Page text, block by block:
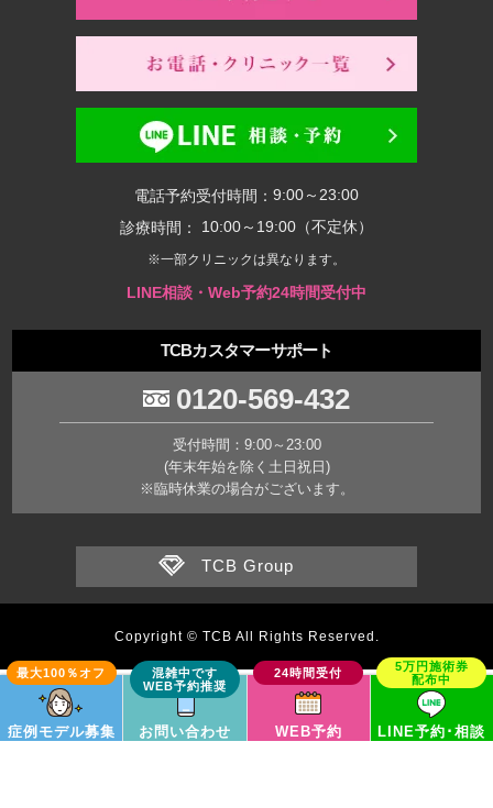
電話予約受付時間： 9:00～23:00
診療時間：
10:00～19:00（不定休）
※一部クリニックは異なります。
LINE相談・Web予約24時間受付中
TCBカスタマーサポート
0120-569-432
受付時間：9:00～23:00
(年末年始を除く土日祝日)
※臨時休業の場合がございます。
TCB Group
症例モデル募集 お問い合わせ WEB予約 LINE予約･相談
Copyright © TCB All Rights Reserved.